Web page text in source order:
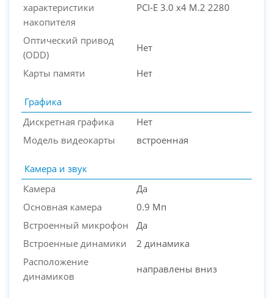
характеристики
накопителя
PCI-E 3.0 x4 M.2 2280
Оптический привод
(ODD)
Нет
Карты памяти Нет
Графика
Дискретная графика
Нет
Модель видеокарты
встроенная
Камера и звук
Камера
Да
Основная камера
0.9 Мп
Встроенный микрофон
Да
Встроенные динамики
2 динамика
Расположение
динамиков
направлены вниз